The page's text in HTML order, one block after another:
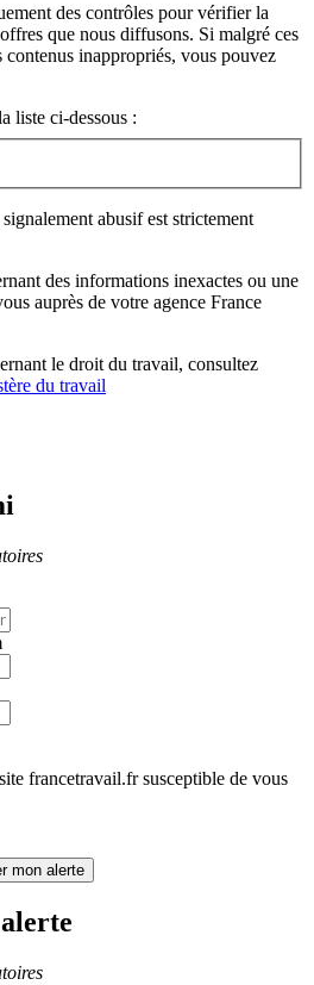
des contrôles pour vérifier la
que nous diffusons. Si malgré ces
contenus inappropriés, vous pouvez
liste ci-dessous :
abusif est strictement
des informations inexactes ou une
auprès de votre agence France
le droit du travail, consultez
du travail
francetravail.fr susceptible de vous
mon alerte